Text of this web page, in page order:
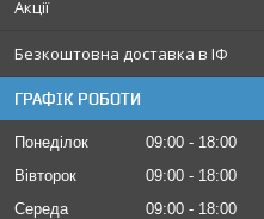
Акції
Безкоштовна доставка в ІФ
ГРАФІК РОБОТИ
Понеділок 09:00
18:00
Вівторок
09:00
18:00
Середа
09:00
18:00